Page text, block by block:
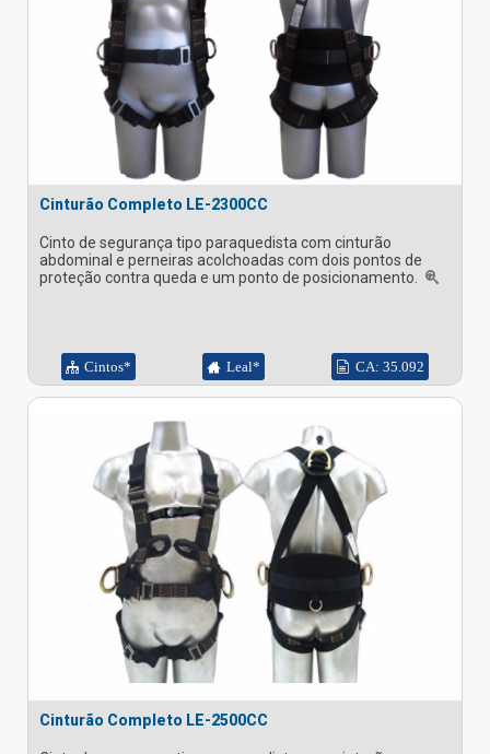
Cinturão Completo LE-2300CC
Cinto de segurança tipo paraquedista com cinturão
abdominal e perneiras acolchoadas com dois pontos de
proteção contra queda e um ponto de posicionamento.
Cintos* Leal* CA: 35.092
Cinturão Completo LE-2500CC